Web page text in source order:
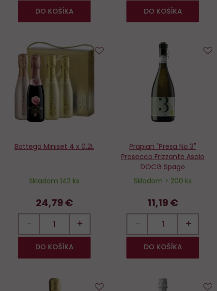
DO KOŠÍKA DO KOŠÍKA
Bottega Miniset 4 x 0.2L
Skladom 142 ks
24,79 €
− +
DO KOŠÍKA
Prapian "Presa No 3"
Prosecco Frizzante Asolo
DOCG Spago
Skladom > 200 ks
11,19 €
− +
DO KOŠÍKA